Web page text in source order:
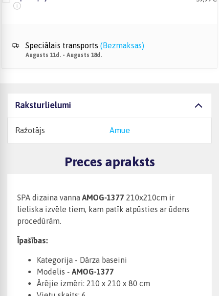
Speciālais transports (Bezmaksas)
Augusts 11d. - Augusts 18d.
Raksturlielumi
Ražotājs Amue
Preces apraksts
SPA dizaina vanna AMOG-1377 210x210cm ir
lieliska izvēle tiem, kam patīk atpūsties ar ūdens
procedūrām.
Īpašības:
Kategorija - Dārza baseini
Modelis - AMOG-1377
Ārējie izmēri: 210 x 210 x 80 cm